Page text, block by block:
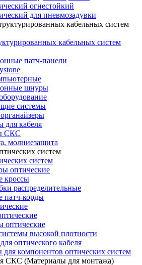
огнестойкий
для пневмозадувки
кабельных систем
патч-панели
шнуры
системы
для кабеля
СКС
молниезащита
систем
оптические
кроссы
распределительные
патч-корды
оптические
высокой плотности
оптического кабеля
для компонентов оптических систем